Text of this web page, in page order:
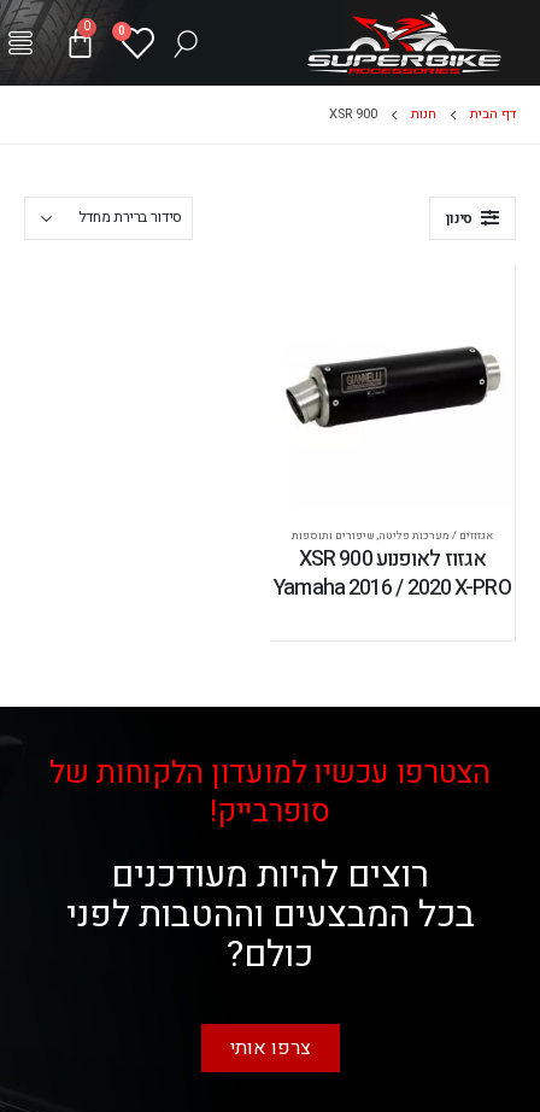
0
0
דף הבית חנות XSR 900
סינון
אגזוזים / מערכות פליטה, שיפורים ותוספות
אגזוז לאופנוע XSR 900
Yamaha 2016 / 2020 X-PRO
הצטרפו עכשיו למועדון הלקוחות של
סופרבייק!
רוצים להיות מעודכנים
בכל המבצעים וההטבות לפני
כולם?
צרפו אותי